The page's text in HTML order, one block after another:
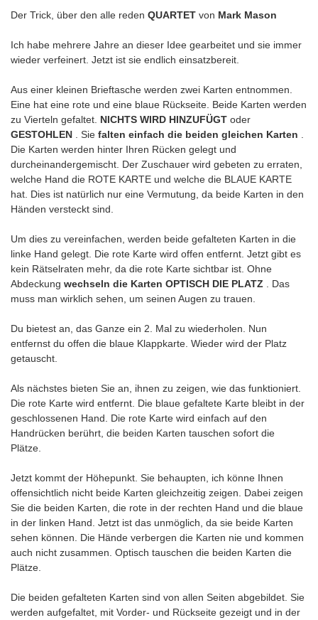
Der Trick, über den alle reden QUARTET von Mark Mason
Ich habe mehrere Jahre an dieser Idee gearbeitet und sie immer
wieder verfeinert. Jetzt ist sie endlich einsatzbereit.
Aus einer kleinen Brieftasche werden zwei Karten entnommen.
Eine hat eine rote und eine blaue Rückseite. Beide Karten werden
zu Vierteln gefaltet. NICHTS WIRD HINZUFÜGT oder
GESTOHLEN . Sie falten einfach die beiden gleichen Karten
Die Karten werden hinter Ihren Rücken gelegt und
durcheinandergemischt. Der Zuschauer wird gebeten zu erraten,
welche Hand die ROTE KARTE und welche die BLAUE KARTE
hat. Dies ist natürlich nur eine Vermutung, da beide Karten in den
Händen versteckt sind.
Um dies zu vereinfachen, werden beide gefalteten Karten in die
linke Hand gelegt. Die rote Karte wird offen entfernt. Jetzt gibt es
kein Rätselraten mehr, da die rote Karte sichtbar ist. Ohne
Abdeckung wechseln die Karten OPTISCH DIE PLATZ . Das
muss man wirklich sehen, um seinen Augen zu trauen.
Du bietest an, das Ganze ein 2. Mal zu wiederholen. Nun
entfernst du offen die blaue Klappkarte. Wieder wird der Platz
getauscht.
Als nächstes bieten Sie an, ihnen zu zeigen, wie das funktioniert.
Die rote Karte wird entfernt. Die blaue gefaltete Karte bleibt in der
geschlossenen Hand. Die rote Karte wird einfach auf den
Handrücken berührt, die beiden Karten tauschen sofort die
Plätze.
Jetzt kommt der Höhepunkt. Sie behaupten, ich könne Ihnen
offensichtlich nicht beide Karten gleichzeitig zeigen. Dabei zeigen
Sie die beiden Karten, die rote in der rechten Hand und die blaue
in der linken Hand. Jetzt ist das unmöglich, da sie beide Karten
sehen können. Die Hände verbergen die Karten nie und kommen
auch nicht zusammen. Optisch tauschen die beiden Karten die
Plätze.
Die beiden gefalteten Karten sind von allen Seiten abgebildet. Sie
werden aufgefaltet, mit Vorder- und Rückseite gezeigt und in der